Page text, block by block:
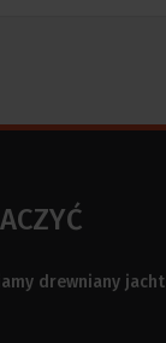
drewniany jacht